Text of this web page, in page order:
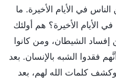
في الأيام الأخيرة. ما
الأيام الأخيرة؟ هم أولئك
إفساد الشيطان، ومن كانوا
فقدوا الشبه بالإنسان. بعد
وكشف كلمات الله لهم، بعد